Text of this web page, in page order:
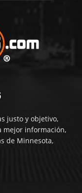
justo y objetivo,
mejor información,
de Minnesota,